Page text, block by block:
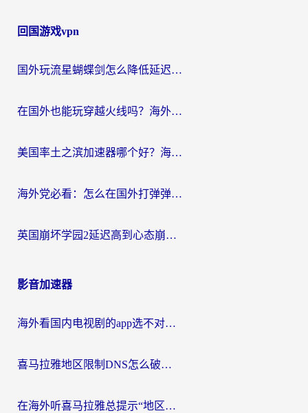
回国游戏vpn
国外玩流星蝴蝶剑怎么降低延迟？海外党必看的加速秘籍（含欧洲鸣潮&彩虹岛优化攻略）
在国外也能玩穿越火线吗？海外玩家国服游戏畅玩终极指南
美国率土之滨加速器哪个好？海外党国服游戏畅玩终极指南（附多游戏解决方案）
海外党必看：怎么在国外打弹弹堂不卡？番茄加速器亲测指南
英国崩坏学园2延迟高到心态崩？海外党国服游戏加速终极指南
影音加速器
海外看国内电视剧的app选不对？这份回国加速器避坑指南帮你流畅追剧
喜马拉雅地区限制DNS怎么破？海外党听国内音乐听书的终极解决方案
在海外听喜马拉雅总提示“地区限制”？3步轻松解除+听国内音乐全攻略